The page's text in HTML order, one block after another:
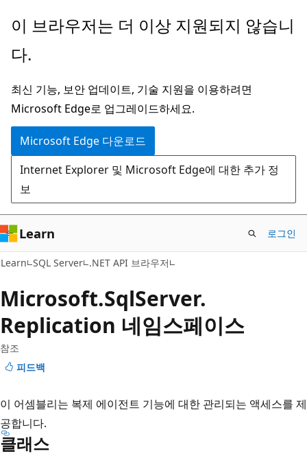
주
콘
츠
로
건
너
뛰
기
페
지
탐
색
으
로
건
너
뛰
기
이 브라우저는 더 이상 지원되지 않습니
다.
최신 기능, 보안 업데이트, 기술 지원을 이용하려면
Microsoft Edge로 업그레이드하세요.
Microsoft Edge 다운로드
Internet Explorer 및 Microsoft Edge에 대한 추가 정
보
Learn 로그인
Learn SQL Server .NET API 브라우저
Microsoft.SqlServer.
Replication 네임스페이스
참조
피드백
이 어셈블리는 복제 에이전트 기능에 대한 관리되는 액세스를 제
공합니다.
클래스